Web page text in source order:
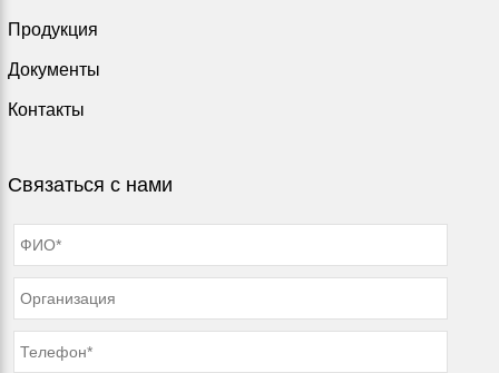
Продукция
Документы
Контакты
Связаться с нами